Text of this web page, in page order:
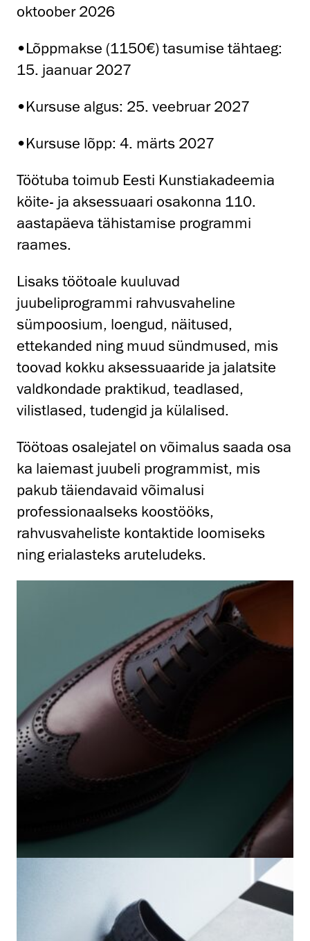
oktoober 2026
•Lõppmakse (1150€) tasumise tähtaeg:
15. jaanuar 2027
•Kursuse algus: 25. veebruar 2027
•Kursuse lõpp: 4. märts 2027
Töötuba toimub Eesti Kunstiakadeemia
köite- ja aksessuaari osakonna 110.
aastapäeva tähistamise programmi
raames.
Lisaks töötoale kuuluvad
juubeliprogrammi rahvusvaheline
sümpoosium, loengud, näitused,
ettekanded ning muud sündmused, mis
toovad kokku aksessuaaride ja jalatsite
valdkondade praktikud, teadlased,
vilistlased, tudengid ja külalised.
Töötoas osalejatel on võimalus saada osa
ka laiemast juubeli programmist, mis
pakub täiendavaid võimalusi
professionaalseks koostööks,
rahvusvaheliste kontaktide loomiseks
ning erialasteks aruteludeks.